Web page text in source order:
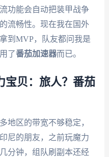
功能会自动把装甲战争
流畅性。现在我在国外
到MVP，队友都问我是
了番茄加速器而已。
宝贝：旅人？番茄
地区的带宽不够稳定，
尼的朋友，之前玩魔力
分钟，组队刷副本还经